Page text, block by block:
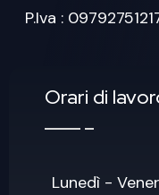
P.Iva :
Orari di
Lunedì -